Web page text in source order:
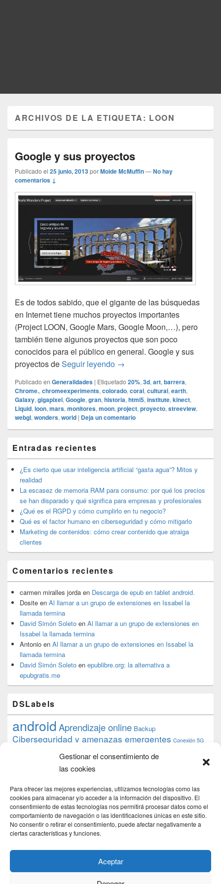
Gestionar el consentimiento de
las cookies
Para ofrecer las mejores experiencias, utilizamos tecnologías como las
cookies para almacenar y/o acceder a la información del dispositivo. El
consentimiento de estas tecnologías nos permitirá procesar datos como el
comportamiento de navegación o las identificaciones únicas en este sitio.
No consentir o retirar el consentimiento, puede afectar negativamente a
ciertas características y funciones.
Aceptar
ARCHIVOS DE LA ETIQUETA: LOON
Google y sus proyectos
Publicado el 25 junio, 2013porMoide McMuffin—No hay
comentarios ↓
Es de todos sabido, que el gigante de las búsquedas
en Internet tiene muchos proyectos importantes
(Project LOON, Google Mars, Google Moon,…), pero
también tiene algunos proyectos que son poco
conocidos para el público en general. Google y sus
proyectos deSeguir leyendo Google y sus proyectos
→
Publicado en Generalidades | Etiquetado 20%, 3d, art, barrera,
Chrome., chromeexperiments, colorado, coral, cultural, earth,
Galaxy, gigapixel, Google, gran, historia, html5, institute, kinect,
Liquid, loon, mars, monitores, moon, project, proyecto, streeview,
webgl, wonders, world | Deja un comentario
área
de
widget
barra
lateral
primaria
Entradas recientes
¿Es cierto que usar inteligencia artificial “gasta agua”? Mitos y
realidad
La escasez de memoria RAM para consumo: por qué los precios
se han disparado y qué significa para empresas y profesionales
¿Qué es el RGPD y cómo cumplirlo en tu negocio?
Qué es el factor humano en ciberseguridad y cómo mitigarlo
Marketing de contenidos: cómo crear contenido que atraiga
clientes
Comentarios recientes
carmen miralles jorda en Descarga de epub en tablet android.
Dosite en Al llamar a un grupo de extensiones en Issabel la
llamada termina
David Simón Soleto en Al llamar a un grupo de extensiones en
Issabel la llamada termina
Antonio en Al llamar a un grupo de extensiones en Issabel la
llamada termina
David Simón Soleto en epublibre.org: la alternativa a
epubgratis.me
DSLabels
androidAprendizaje online Backup
Ciberseguridad y amenazas emergentes Conexión 5G
datos debian desarrollo web
Formación Google
iphone
proyecto PS4 python Raspberryraspberrypi
raspbian review Servidor Web Sostenibilidad
tecnológicaTecnología torrent
transmissiontutorial ubuntu server Windows